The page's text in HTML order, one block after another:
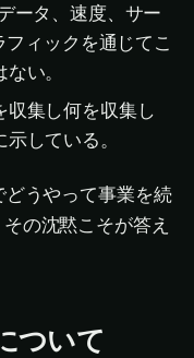
ータ、速度、サー
ィックを通じてこ
い。
収集し何を収集し
している。
うやって事業を続
の沈黙こそが答え
ついて